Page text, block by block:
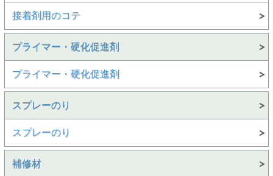
接着剤用のコテ
プライマー・硬化促進剤
プライマー・硬化促進剤
スプレーのり
スプレーのり
補修材